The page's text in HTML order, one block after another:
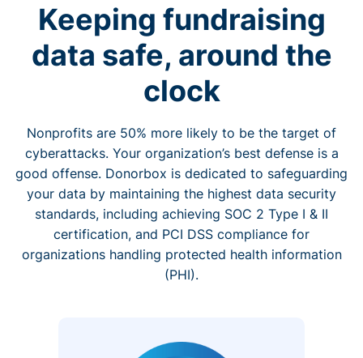
Keeping fundraising
data safe, around the
clock
Nonprofits are 50% more likely to be the target of
cyberattacks. Your organization’s best defense is a
good offense. Donorbox is dedicated to safeguarding
your data by maintaining the highest data security
standards, including achieving SOC 2 Type I & II
certification, and PCI DSS compliance for
organizations handling protected health information
(PHI).